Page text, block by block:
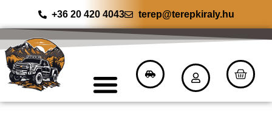
+36 20 420 4043 terep@terepkiraly.hu